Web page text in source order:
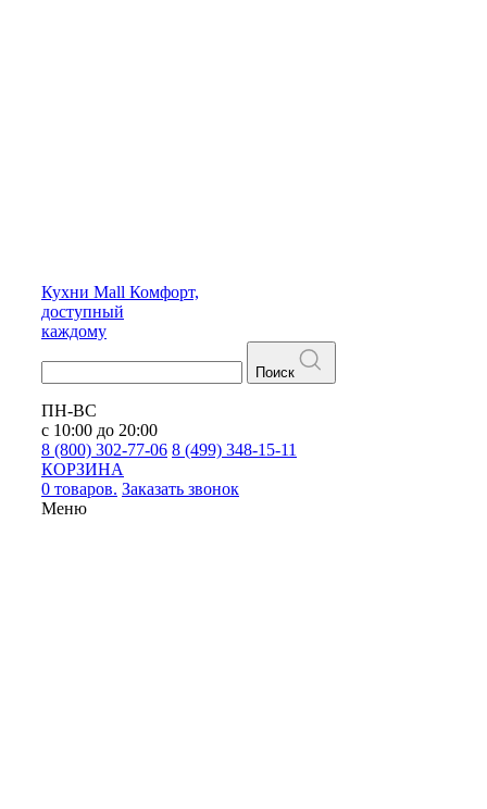
Кухни Mall Комфорт,
доступный
каждому
Поиск
ПН-ВС
с 10:00 до 20:00
8 (800) 302-77-06 8 (499) 348-15-11
КОРЗИНА
0 товаров. Заказать звонок
Меню